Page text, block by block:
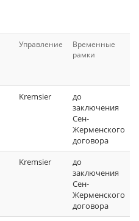
Управление
Временные
рамки
Kremsier
до
заключения
Сен-
Жерменского
договора
Kremsier
до
заключения
Сен-
Жерменского
договора